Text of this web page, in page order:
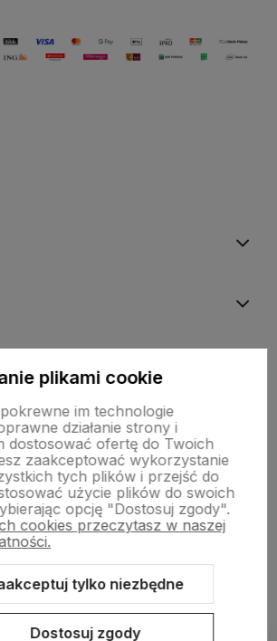
Szablon Shoper Modern 3.0™
plikami cookie
im technologie
działanie strony i
dostosować ofertę do Twoich
zaakceptować wykorzystanie
tych plików i przejść do
użycie plików do swoich
opcję "Dostosuj zgody".
cookies przeczytasz w naszej
tylko niezbędne
Dostosuj zgody